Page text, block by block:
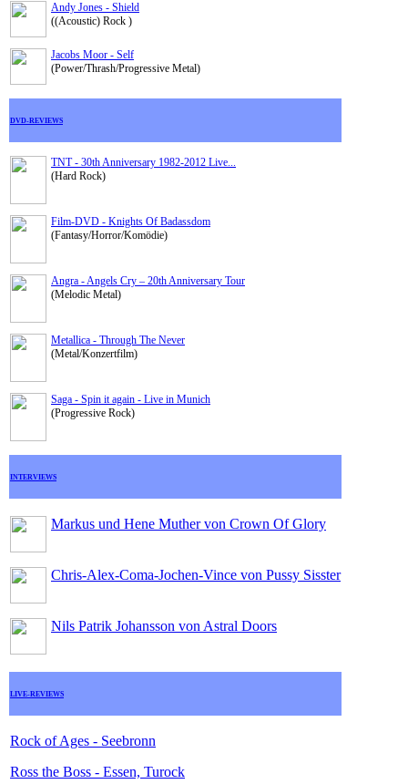
Andy Jones - Shield
((Acoustic) Rock )
Jacobs Moor - Self
(Power/Thrash/Progressive Metal)
DVD-REVIEWS
TNT - 30th Anniversary 1982-2012 Live...
(Hard Rock)
Film-DVD - Knights Of Badassdom
(Fantasy/Horror/Komödie)
Angra - Angels Cry – 20th Anniversary Tour
(Melodic Metal)
Metallica - Through The Never
(Metal/Konzertfilm)
Saga - Spin it again - Live in Munich
(Progressive Rock)
INTERVIEWS
Markus und Hene Muther von Crown Of Glory
Chris-Alex-Coma-Jochen-Vince von Pussy Sisster
Nils Patrik Johansson von Astral Doors
LIVE-REVIEWS
Rock of Ages - Seebronn
Ross the Boss - Essen, Turock